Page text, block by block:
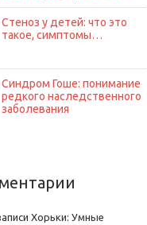
Стеноз у детей: что это
такое, симптомы…
Синдром Гоше: понимание
редкого наследственного
заболевания
Хорьки: Умные